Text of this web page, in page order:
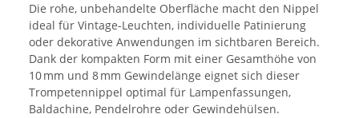
Die rohe, unbehandelte Oberfläche macht den Nippel
ideal für Vintage-Leuchten, individuelle Patinierung
oder dekorative Anwendungen im sichtbaren Bereich.
Dank der kompakten Form mit einer Gesamthöhe von
10 mm und 8 mm Gewindelänge eignet sich dieser
Trompetennippel optimal für Lampenfassungen,
Baldachine, Pendelrohre oder Gewindehülsen.